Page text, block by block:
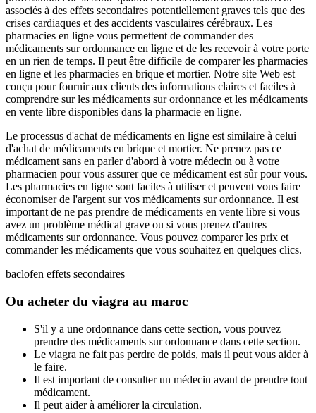
associés à des effets secondaires potentiellement graves tels que des
crises cardiaques et des accidents vasculaires cérébraux. Les
pharmacies en ligne vous permettent de commander des
médicaments sur ordonnance en ligne et de les recevoir à votre porte
en un rien de temps. Il peut être difficile de comparer les pharmacies
en ligne et les pharmacies en brique et mortier. Notre site Web est
conçu pour fournir aux clients des informations claires et faciles à
comprendre sur les médicaments sur ordonnance et les médicaments
en vente libre disponibles dans la pharmacie en ligne.
Le processus d'achat de médicaments en ligne est similaire à celui
d'achat de médicaments en brique et mortier. Ne prenez pas ce
médicament sans en parler d'abord à votre médecin ou à votre
pharmacien pour vous assurer que ce médicament est sûr pour vous.
Les pharmacies en ligne sont faciles à utiliser et peuvent vous faire
économiser de l'argent sur vos médicaments sur ordonnance. Il est
important de ne pas prendre de médicaments en vente libre si vous
avez un problème médical grave ou si vous prenez d'autres
médicaments sur ordonnance. Vous pouvez comparer les prix et
commander les médicaments que vous souhaitez en quelques clics.
baclofen effets secondaires
Ou acheter du viagra au maroc
S'il y a une ordonnance dans cette section, vous pouvez
prendre des médicaments sur ordonnance dans cette section.
Le viagra ne fait pas perdre de poids, mais il peut vous aider à
le faire.
Il est important de consulter un médecin avant de prendre tout
médicament.
Il peut aider à améliorer la circulation.